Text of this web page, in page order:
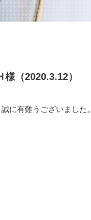
（2020.3.12）
に有難うございました